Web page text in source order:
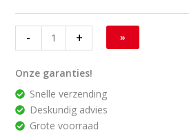
- + »
Onze garanties!
Snelle verzending
Deskundig advies
Grote voorraad